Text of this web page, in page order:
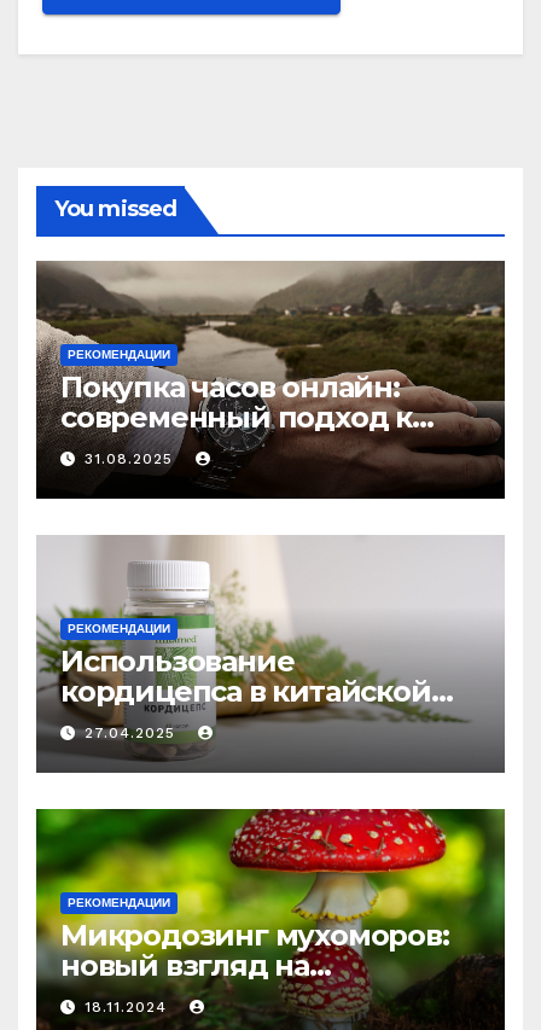
You missed
РЕКОМЕНДАЦИИ
Покупка часов онлайн:
современный подход к
выбору аксессуаров
31.08.2025
РЕКОМЕНДАЦИИ
Использование
кордицепса в китайской
медицине: природное
средство против усталости
и истощения
27.04.2025
РЕКОМЕНДАЦИИ
Микродозинг мухоморов:
новый взгляд на
психоделику
18.11.2024